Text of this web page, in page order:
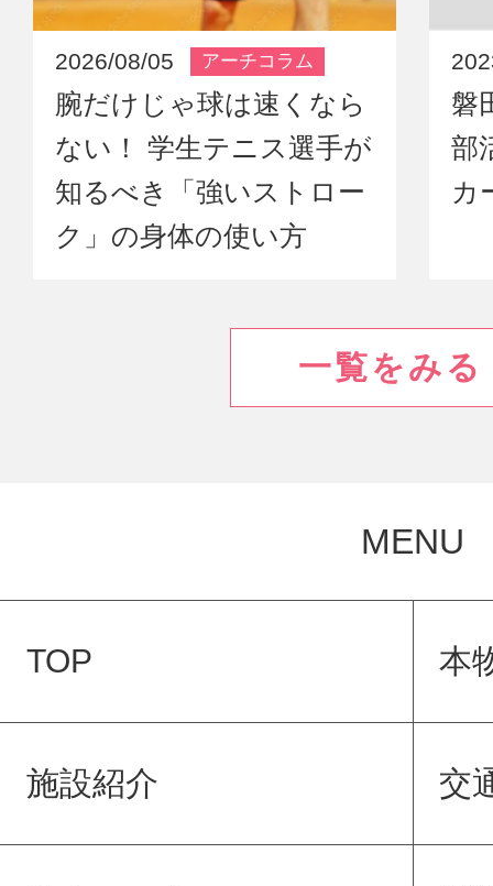
2026/08/05 アーチコラム
腕だけじゃ球は速くなら
ない！ 学生テニス選手が
知るべき「強いストロー
ク」の身体の使い方
磐
部
カ
一覧をみる
MENU
TOP
交
本
施設紹介